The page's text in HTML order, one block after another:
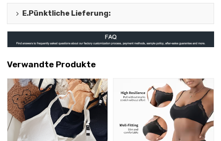
E.Pünktliche Lieferung:
Verwandte Produkte